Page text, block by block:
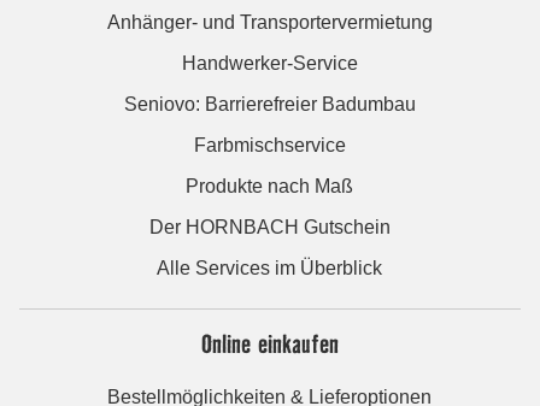
Anhänger- und Transportervermietung
Handwerker-Service
Seniovo: Barrierefreier Badumbau
Farbmischservice
Produkte nach Maß
Der HORNBACH Gutschein
Alle Services im Überblick
Online einkaufen
Bestellmöglichkeiten & Lieferoptionen